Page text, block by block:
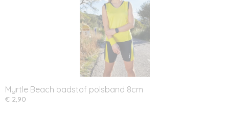
Myrtle Beach badstof polsband 8cm
€ 2,90